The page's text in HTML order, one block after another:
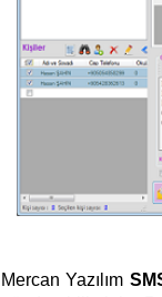
Mercan Yazılım